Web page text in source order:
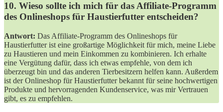
10. Wieso sollte ich mich für das Affiliate-Programm
des Onlineshops für Haustierfutter entscheiden?
Antwort: Das Affiliate-Programm des Onlineshops für
Haustierfutter ist eine großartige Möglichkeit für mich, meine Liebe
zu Haustieren und mein Einkommen zu kombinieren. Ich erhalte
eine Vergütung dafür, dass ich etwas empfehle, von dem ich
überzeugt bin und das anderen Tierbesitzern helfen kann. Außerdem
ist der Onlineshop für Haustierfutter bekannt für seine hochwertigen
Produkte und hervorragenden Kundenservice, was mir Vertrauen
gibt, es zu empfehlen.